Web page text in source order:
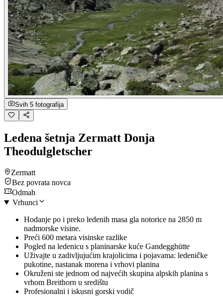
Svih 5 fotografija
Ledena šetnja Zermatt Donja
Theodulgletscher
Zermatt
Bez povrata novca
Odmah
Vrhunci
Hodanje po i preko ledenih masa gla notorice na 2850 m
nadmorske visine.
Preći 600 metara visinske razlike
Pogled na ledenicu s planinarske kuće Gandegghütte
Uživajte u zadivljujućim krajolicima i pojavama: ledeničke
pukotine, nastanak morena i vrhovi planina
Okruženi ste jednom od najvećih skupina alpskih planina s
vrhom Breithorn u središtu
Profesionalni i iskusni gorski vodič